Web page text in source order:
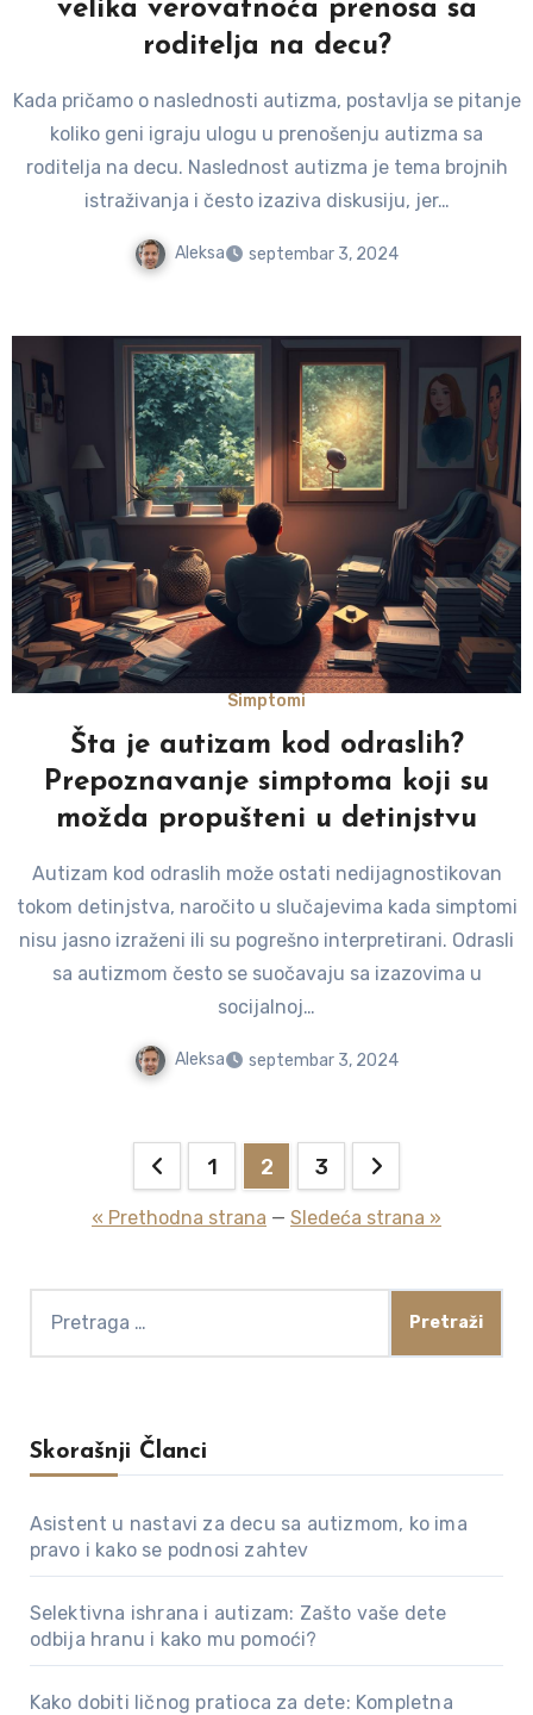
velika verovatnoća prenosa sa
roditelja na decu?
Kada pričamo o naslednosti autizma, postavlja se pitanje
koliko geni igraju ulogu u prenošenju autizma sa
roditelja na decu. Naslednost autizma je tema brojnih
istraživanja i često izaziva diskusiju, jer…
Aleksa septembar 3, 2024
Simptomi
Šta je autizam kod odraslih?
Prepoznavanje simptoma koji su
možda propušteni u detinjstvu
Autizam kod odraslih može ostati nedijagnostikovan
tokom detinjstva, naročito u slučajevima kada simptomi
nisu jasno izraženi ili su pogrešno interpretirani. Odrasli
sa autizmom često se suočavaju sa izazovima u
socijalnoj…
Aleksa septembar 3, 2024
Paginacija
članaka
1 2 3
« Prethodna strana — Sledeća strana »
za:
Skorašnji Članci
Asistent u nastavi za decu sa autizmom, ko ima
pravo i kako se podnosi zahtev
Selektivna ishrana i autizam: Zašto vaše dete
odbija hranu i kako mu pomoći?
Kako dobiti ličnog pratioca za dete: Kompletna